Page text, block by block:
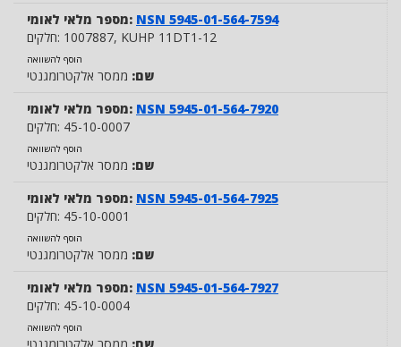
מספר מלאי לאומי: NSN 5945-01-564-7594
חלקים: 1007887, KUHP 11DT1-12
הוסף להשוואה
שם: ממסר אלקטרומגנטי
מספר מלאי לאומי: NSN 5945-01-564-7920
חלקים: 45-10-0007
הוסף להשוואה
שם: ממסר אלקטרומגנטי
מספר מלאי לאומי: NSN 5945-01-564-7925
חלקים: 45-10-0001
הוסף להשוואה
שם: ממסר אלקטרומגנטי
מספר מלאי לאומי: NSN 5945-01-564-7927
חלקים: 45-10-0004
הוסף להשוואה